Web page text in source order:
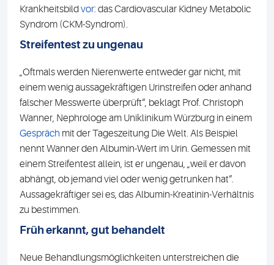
Krankheitsbildvor: das Cardiovascular Kidney Metabolic
Syndrom (CKM-Syndrom).
Streifentest zu ungenau
„Oftmals werden Nierenwerte entweder gar nicht, mit
einem wenig aussagekräftigen Urinstreifen oder anhand
falscher Messwerte überprüft“, beklagt Prof. Christoph
Wanner, Nephrologe am Uniklinikum Würzburg in einem
Gespräch mit der Tageszeitung Die Welt. Als Beispiel
nennt Wanner den Albumin-Wert im Urin. Gemessen mit
einem Streifentest allein, ist er ungenau, „weil er davon
abhängt, ob jemand viel oder wenig getrunken hat“.
Aussagekräftiger sei es, das Albumin-Kreatinin-Verhältnis
zu bestimmen.
Früh erkannt, gut behandelt
Neue Behandlungsmöglichkeiten unterstreichen die